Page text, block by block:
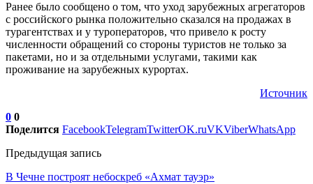
Ранее было сообщено о том, что уход зарубежных агрегаторов
с российского рынка положительно сказался на продажах в
турагентствах и у туроператоров, что привело к росту
численности обращений со стороны туристов не только за
пакетами, но и за отдельными услугами, такими как
проживание на зарубежных курортах.
Источник
0 0
Поделится FacebookTelegramTwitterOK.ruVKViberWhatsApp
Предыдущая запись
В Чечне построят небоскреб «Ахмат тауэр»